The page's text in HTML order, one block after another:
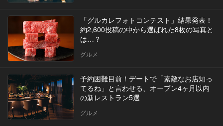
「グルカレフォトコンテスト」結果発表！
約2,600投稿の中から選ばれた8枚の写真と
は…？
グルメ
予約困難目前！デートで「素敵なお店知っ
てるね」と言わせる、オープン4ヶ月以内
の新レストラン5選
グルメ